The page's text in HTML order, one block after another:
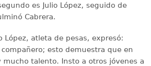
es Julio López, seguido de
Cabrera.
López, atleta de pesas, expresó:
esto demuestra que en
mucho talento. Insto a otros jóvenes a